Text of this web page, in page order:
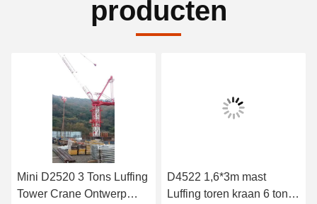
producten
Mini D2520 3 Tons Luffing
Tower Crane Ontwerp
D4522 1,6*3m mast
Luffing toren kraan 6 ton